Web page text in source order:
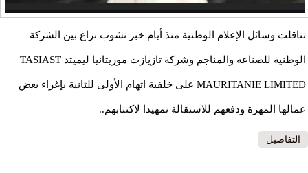
تناقلت وسائل الإعلام الوطنية منذ أيام خبر نشوب نزاع بين الشركة
الوطنية للصناعة والمناجم وشركة تازيازت موريتانيا ليميتد TASIAST
MAURITANIE LIMITED على خلفية اتهام الأولى للثانية بإغراء بعض
عمالها المهرة ودفعهم للاستقالة تمهيدا لاكتتابهم..
التفاصيل